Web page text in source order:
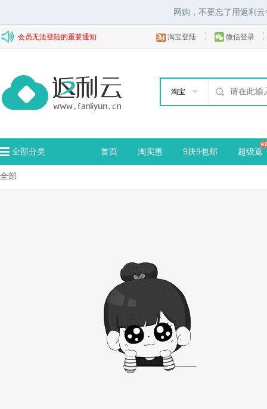
网购，不要忘了用返利
会员无法登陆的重要通知 淘宝登陆 微信登录
淘宝
全部分类 首页 淘实惠 9块9包邮 超级返
全部